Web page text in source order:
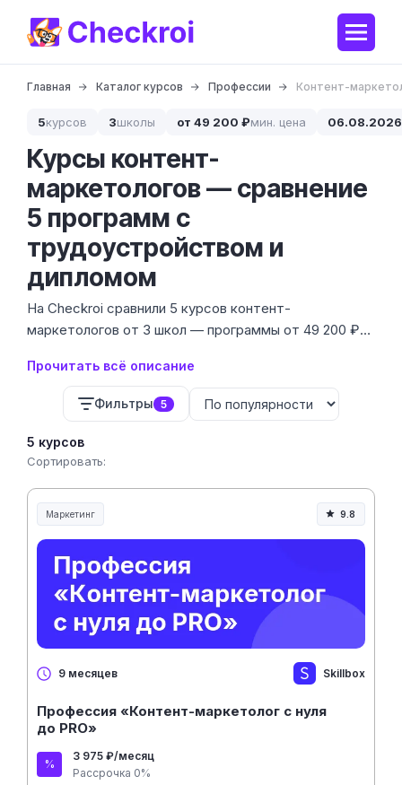
Главная Каталог курсов Профессии Контент-
5курсов 3школы от 49 200 ₽мин. цена 06.08.2026
Курсы контент-
маркетологов — сравнение
5 программ с
трудоустройством и
дипломом
На Checkroi сравнили 5 курсов контент-
маркетологов от 3 школ — программы от 49 200 ₽
форматы с наставником и в самостоятельном
темпе.
Прочитать всё описание
Фильтры 5
5 курсов
Сортировать:
Маркетинг 9.8
9 месяцев Skillbox
Профессия «Контент-маркетолог с нуля
до PRO»
3 975 ₽/месяц
Рассрочка 0%